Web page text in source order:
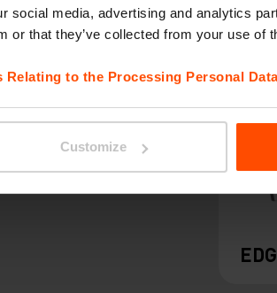
social media, advertising and analytics
or that they’ve collected from your use of
Relating to the Processing Personal
Customize